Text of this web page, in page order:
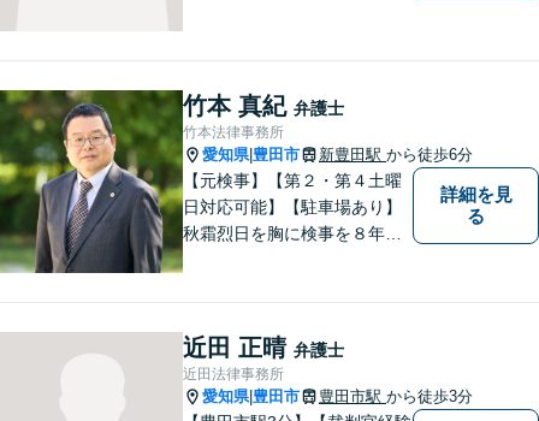
にこだわり，依頼者との「信
頼関係」を大切にしていま
す。
竹本 真紀 弁護士
竹本法律事務所
愛知県| 豊田市 新豊田駅 から徒歩6分
【元検事】【第２・第４土曜
日対応可能】【駐車場あり】
秋霜烈日を胸に検事を８年，
添い，「この地域」の方々の
悩みに対して一緒に解決を目
指したいと思います。お待ち
詳細を見
る
近田 正晴 弁護士
近田法律事務所
愛知県| 豊田市 豊田市駅 から徒歩3分